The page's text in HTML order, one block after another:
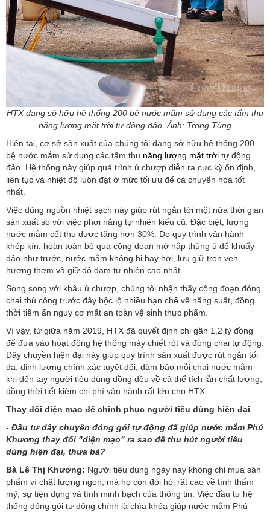
HTX đang sở hữu hệ thống 200 bệ nước mắm sử dụng các tấm thu
năng lượng mặt trời tự động đảo. Ảnh: Trọng Tùng
Hiện tại, cơ sở sản xuất của chúng tôi đang sở hữu hệ thống 200
bệ nước mắm sử dụng các tấm thu năng lượng mặt trời tự động
đảo. Hệ thống này giúp quá trình ủ chượp diễn ra cực kỳ ổn định,
liên tục và nhiệt độ luôn đạt ở mức tối ưu để cá chuyển hóa tốt
nhất.
Việc dùng nguồn nhiệt sạch này giúp rút ngắn tới một nửa thời gian
sản xuất so với việc phơi nắng tự nhiên kiểu cũ. Đặc biệt, lượng
nước mắm cốt thu được tăng hơn 30%. Do quy trình vận hành
khép kín, hoàn toàn bỏ qua công đoạn mở nắp thùng ủ để khuấy
đảo như trước, nước mắm không bị bay hơi, lưu giữ trọn vẹn
hương thơm và giữ độ đạm tự nhiên cao nhất.
Song song với khâu ủ chượp, chúng tôi nhận thấy công đoạn đóng
chai thủ công trước đây bộc lộ nhiều hạn chế về năng suất, đồng
thời tiềm ẩn nguy cơ mất an toàn vệ sinh thực phẩm.
Vì vậy, từ giữa năm 2019, HTX đã quyết định chi gần 1,2 tỷ đồng
để đưa vào hoạt động hệ thống máy chiết rót và đóng chai tự động.
Dây chuyền hiện đại này giúp quy trình sản xuất được rút ngắn tối
đa, định lượng chính xác tuyệt đối, đảm bảo mỗi chai nước mắm
khi đến tay người tiêu dùng đồng đều về cả thể tích lẫn chất lượng,
đồng thời tiết kiệm chi phí vận hành rất lớn cho HTX.
Thay đổi diện mạo để chinh phục người tiêu dùng hiện đại
- Đầu tư dây chuyền đóng gói tự động đã giúp nước mắm Phú
Khương thay đổi "diện mạo" ra sao để thu hút người tiêu
dùng hiện đại, thưa bà?
Bà Lê Thị Khương: Người tiêu dùng ngày nay không chỉ mua sản
phẩm vì chất lượng ngon, mà họ còn đòi hỏi rất cao về tính thẩm
mỹ, sự tiện dụng và tính minh bạch của thông tin. Việc đầu tư hệ
thống đóng gói tự động chính là chìa khóa giúp nước mắm Phú